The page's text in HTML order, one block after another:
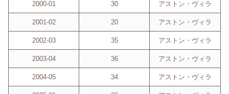
2000-01 30 アストン・ヴィラ
2001-02 20 アストン・ヴィラ
2002-03 35 アストン・ヴィラ
2003-04 36 アストン・ヴィラ
2004-05 34 アストン・ヴィラ